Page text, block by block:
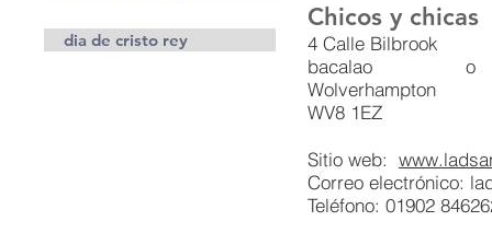
dia de cristo rey
Chicos y chicas
4 Calle Bilbrook
bacalao
o
Wolverhampton
WV8 1EZ
Sitio web:
Correo electrónico:
Teléfono: 01902